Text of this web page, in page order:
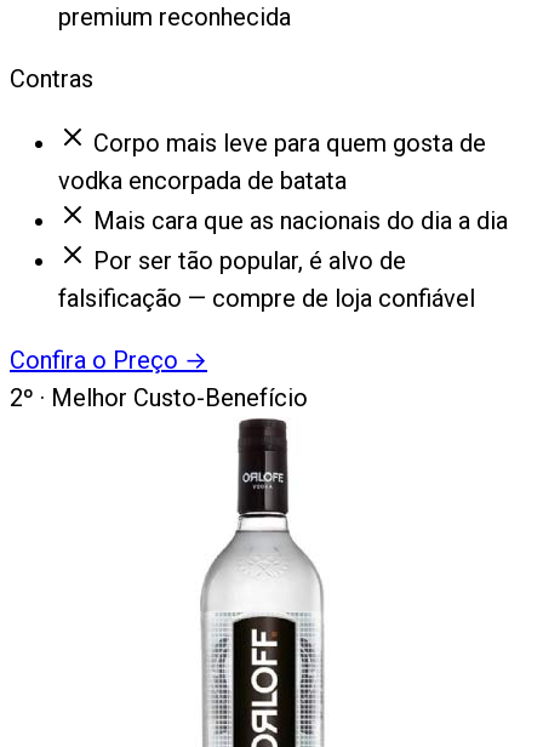
premium reconhecida
Contras
Corpo mais leve para quem gosta de
vodka encorpada de batata
Mais cara que as nacionais do dia a dia
Por ser tão popular, é alvo de
falsificação — compre de loja confiável
Confira o Preço →
2º · Melhor Custo-Benefício